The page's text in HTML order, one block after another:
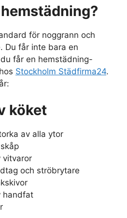
för noggrann och
Du får inte bara en
får en hemstädning-
Stockholm Städfirma24.
köket
av alla ytor
vitvaror
och ströbrytare
handfat